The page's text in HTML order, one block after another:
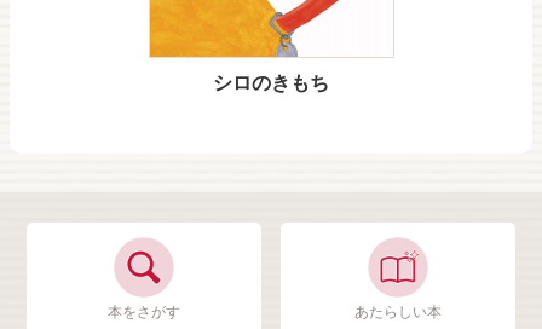
シロのきもち
本をさがす あたらしい本